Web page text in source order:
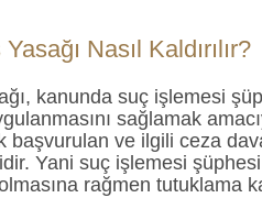
Nasıl Kaldırılır?
kanunda suç işlemesi
sağlamak
başvurulan ve ilgili ceza
Yani suç işlemesi
rağmen tutuklama